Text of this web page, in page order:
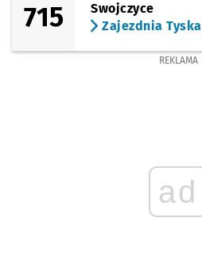
715
Swojczyce
Zajezdnia Tyska
REKLAMA
ad